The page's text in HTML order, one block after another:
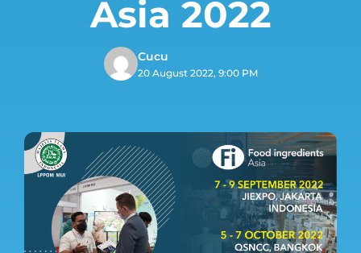
Asia 2022
Cucu
20 August 2022, 9:00 PM